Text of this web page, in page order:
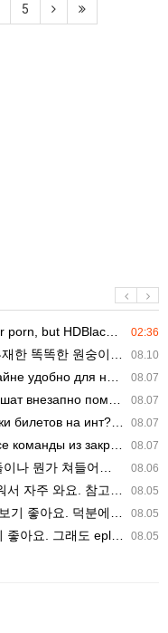
5
02:36
HDBlackAss ha…
08.10
숭이에게 있다는게 문제.
08.07
для нашего часово…
08.07
поменять. https:/…
08.07
на инт? https://g…
08.07
из закрытых квали…
08.06
기 위함이지 저걸 전쟁준비라고 하…
08.05
정보 확인할 때 출처 꼭 체크해요.…
08.05
공식 중계 채널 먼저 찾아봐요. …
08.05
중계 채널 먼저 찾아봐요. 북마크…